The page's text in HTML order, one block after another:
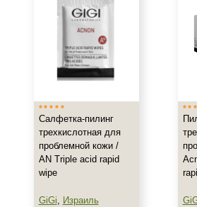
Салфетка-пилинг
трехкислотная для
проблемной кожи /
AN Triple acid rapid
wipe
GiGi, Израиль